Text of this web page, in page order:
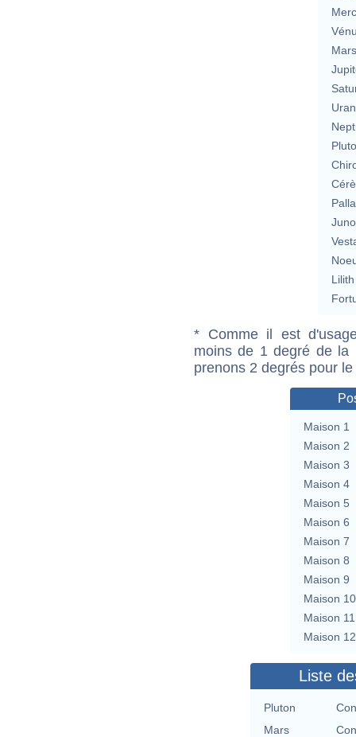
Mars
Lilith
* Comme il est
moins de 1 degré de la
prenons 2 degrés pour
Maison 1
Maison 2
Maison 3
Maison 4
Maison 5
Maison 6
Maison 7
Maison 8
Maison 9
Maison 10
Maison 11
Maison 12
Liste
Pluton
Mars